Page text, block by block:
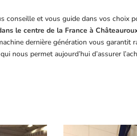
conseille et vous guide dans vos choix
le centre de la France à
dernière génération vous
nous permet aujourd’hui d’assurer